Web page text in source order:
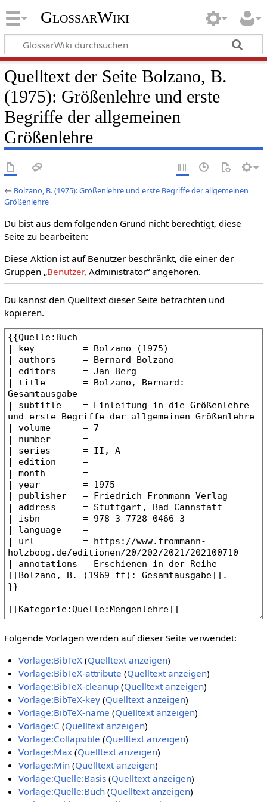
GlossarWiki
Quelltext der Seite Bolzano, B.
(1975): Größenlehre und erste
Begriffe der allgemeinen
Größenlehre
← Bolzano, B. (1975): Größenlehre und erste Begriffe der allgemeinen
Größenlehre
Du bist aus dem folgenden Grund nicht berechtigt, diese
Seite zu bearbeiten:
Diese Aktion ist auf Benutzer beschränkt, die einer der
Gruppen „Benutzer, Administrator“ angehören.
Du kannst den Quelltext dieser Seite betrachten und
kopieren.
Folgende Vorlagen werden auf dieser Seite verwendet:
Vorlage:BibTeX (Quelltext anzeigen)
Vorlage:BibTeX-attribute (Quelltext anzeigen)
Vorlage:BibTeX-cleanup (Quelltext anzeigen)
Vorlage:BibTeX-key (Quelltext anzeigen)
Vorlage:BibTeX-name (Quelltext anzeigen)
Vorlage:C (Quelltext anzeigen)
Vorlage:Collapsible (Quelltext anzeigen)
Vorlage:Max (Quelltext anzeigen)
Vorlage:Min (Quelltext anzeigen)
Vorlage:Quelle:Basis (Quelltext anzeigen)
Vorlage:Quelle:Buch (Quelltext anzeigen)